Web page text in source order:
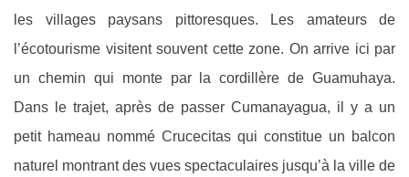
les villages paysans pittoresques. Les amateurs de
l’écotourisme visitent souvent cette zone. On arrive ici par
un chemin qui monte par la cordillère de Guamuhaya.
Dans le trajet, après de passer Cumanayagua, il y a un
petit hameau nommé Crucecitas qui constitue un balcon
naturel montrant des vues spectaculaires jusqu’à la ville de